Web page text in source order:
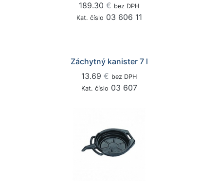
189.30 € bez DPH
Kat. číslo 03 606 11
Záchytný kanister 7 l
13.69 € bez DPH
Kat. číslo 03 607